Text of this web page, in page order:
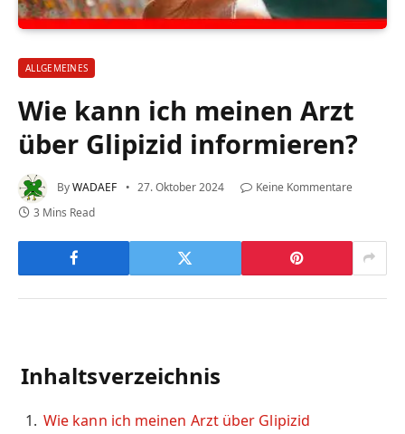
ALLGEMEINES
Wie kann ich meinen Arzt
über Glipizid informieren?
ByWADAEF 27. Oktober 2024
Keine Kommentare
3 Mins Read
Inhaltsverzeichnis
Wie kann ich meinen Arzt über Glipizid